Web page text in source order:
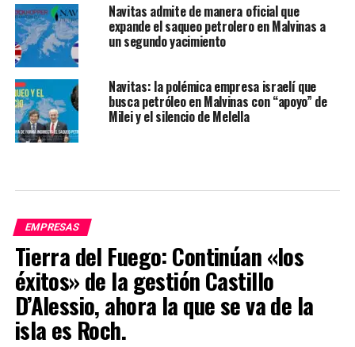
Navitas admite de manera oficial que
expande el saqueo petrolero en Malvinas a
un segundo yacimiento
Navitas: la polémica empresa israelí que
busca petróleo en Malvinas con “apoyo” de
Milei y el silencio de Melella
EMPRESAS
Tierra del Fuego: Continúan «los
éxitos» de la gestión Castillo
D’Alessio, ahora la que se va de la
isla es Roch.